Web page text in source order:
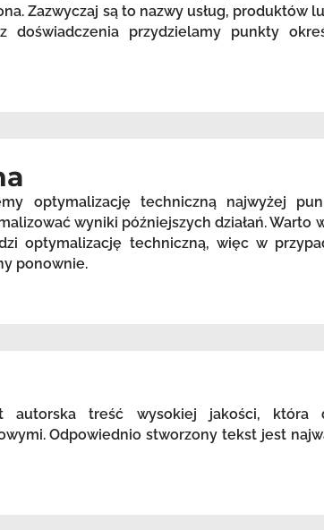
Zazwyczaj są to nazwy usług, produktów
przydzielamy punkty
optymalizację techniczną najwyżej
wyniki późniejszych działań. Warto
optymalizację techniczną, więc w
ponownie.
autorska treść wysokiej jakości, która
Odpowiednio stworzony tekst jest